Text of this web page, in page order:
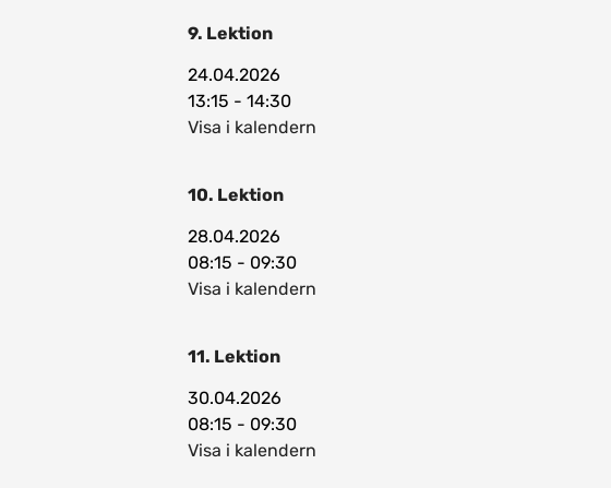
9. Lektion
24.04.2026
13:15 - 14:30
Visa i kalendern
10. Lektion
28.04.2026
08:15 - 09:30
Visa i kalendern
11. Lektion
30.04.2026
08:15 - 09:30
Visa i kalendern